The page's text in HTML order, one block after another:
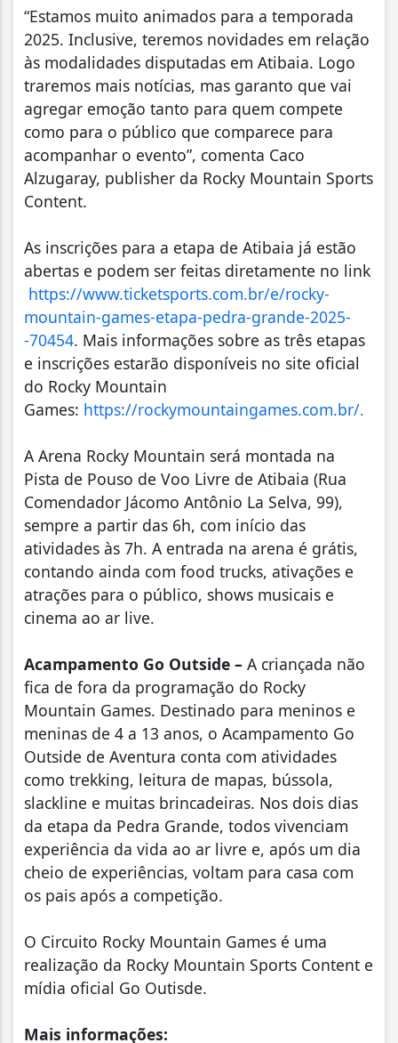
“Estamos muito animados para a temporada
2025. Inclusive, teremos novidades em relação
às modalidades disputadas em Atibaia. Logo
traremos mais notícias, mas garanto que vai
agregar emoção tanto para quem compete
como para o público que comparece para
acompanhar o evento”, comenta Caco
Alzugaray, publisher da Rocky Mountain Sports
Content.
As inscrições para a etapa de Atibaia já estão
abertas e podem ser feitas diretamente no link
https://www.ticketsports.com.br/e/rocky-
mountain-games-etapa-pedra-grande-2025-
-70454. Mais informações sobre as três etapas
e inscrições estarão disponíveis no site oficial
do Rocky Mountain
Games: https://rockymountaingames.com.br/.
A Arena Rocky Mountain será montada na
Pista de Pouso de Voo Livre de Atibaia (Rua
Comendador Jácomo Antônio La Selva, 99),
sempre a partir das 6h, com início das
atividades às 7h. A entrada na arena é grátis,
contando ainda com food trucks, ativações e
atrações para o público, shows musicais e
cinema ao ar live.
Acampamento Go Outside – A criançada não
fica de fora da programação do Rocky
Mountain Games. Destinado para meninos e
meninas de 4 a 13 anos, o Acampamento Go
Outside de Aventura conta com atividades
como trekking, leitura de mapas, bússola,
slackline e muitas brincadeiras. Nos dois dias
da etapa da Pedra Grande, todos vivenciam
experiência da vida ao ar livre e, após um dia
cheio de experiências, voltam para casa com
os pais após a competição.
O Circuito Rocky Mountain Games é uma
realização da Rocky Mountain Sports Content e
mídia oficial Go Outisde.
Mais informações: